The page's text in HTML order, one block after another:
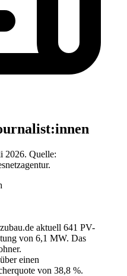
2026. Quelle:
aktuell 641 PV-
von 6,1 MW. Das
einen
von 38,8 %.